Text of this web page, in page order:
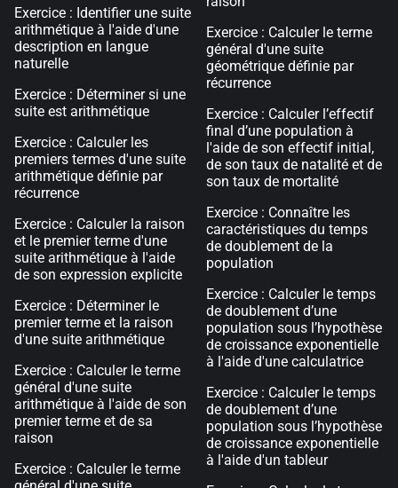
Exercice : Identifier une suite
arithmétique à l'aide d'une
description en langue
naturelle
Exercice : Déterminer si une
suite est arithmétique
Exercice : Calculer les
premiers termes d'une suite
arithmétique définie par
récurrence
Exercice : Calculer la raison
et le premier terme d'une
suite arithmétique à l'aide
de son expression explicite
Exercice : Déterminer le
premier terme et la raison
d'une suite arithmétique
Exercice : Calculer le terme
général d'une suite
arithmétique à l'aide de son
premier terme et de sa
raison
Exercice : Calculer le terme
Exercice : Calculer le terme
général d'une suite
géométrique définie par
récurrence
Exercice : Calculer l’effectif
final d’une population à
l'aide de son effectif initial,
de son taux de natalité et de
son taux de mortalité
Exercice : Connaître les
caractéristiques du temps
de doublement de la
population
Exercice : Calculer le temps
de doublement d’une
population sous l’hypothèse
de croissance exponentielle
à l'aide d'une calculatrice
Exercice : Calculer le temps
de doublement d’une
population sous l’hypothèse
de croissance exponentielle
à l'aide d'un tableur